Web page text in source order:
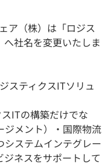
ア（株）は「ロジス
社名を変更いたしま
スティクスITソリュ
ITの構築だけでな
ジメント）・国際物流
システムインテグレー
ネスをサポートして